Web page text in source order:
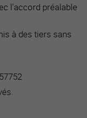
l'accord préalable
à des tiers sans